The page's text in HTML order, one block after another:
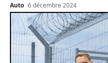
Auto 6 décembre 2024